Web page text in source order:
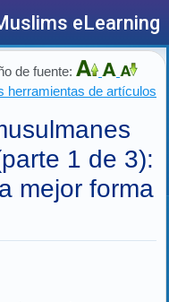
eLearning
de fuente:
herramientas de artículos
1 de 3):
mejor forma